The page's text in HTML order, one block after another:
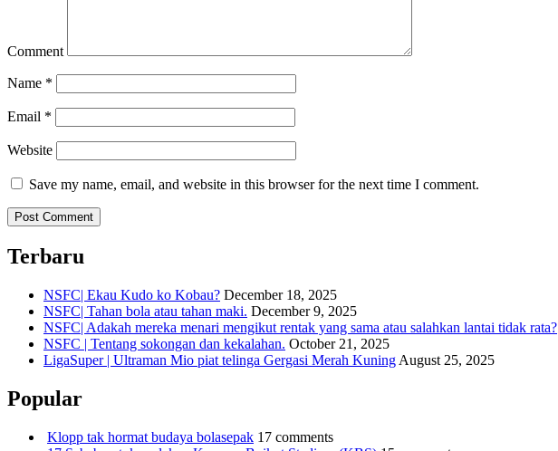
Comment
Name *
Email *
Website
Save my name, email, and website in this browser for the next time I comment.
Terbaru
NSFC| Ekau Kudo ko Kobau? December 18, 2025
NSFC| Tahan bola atau tahan maki. December 9, 2025
NSFC| Adakah mereka menari mengikut rentak yang sama atau salahkan lantai tidak rata?
NSFC | Tentang sokongan dan kekalahan. October 21, 2025
LigaSuper | Ultraman Mio piat telinga Gergasi Merah Kuning August 25, 2025
Popular
Klopp tak hormat budaya bolasepak 17 comments